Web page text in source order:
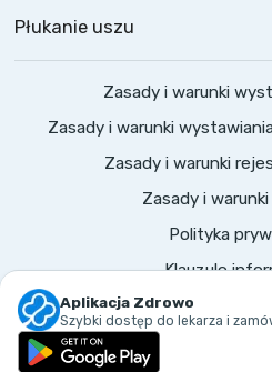
Aplikacja Zdrowo
Szybki dostęp do lekarza i
Płukanie uszu
©2026Zdrowo.
Zasady i warunki
Zasady i warunki
Zasady i warunki
Zasady i
Polityka
Klauzule
Tworzymy